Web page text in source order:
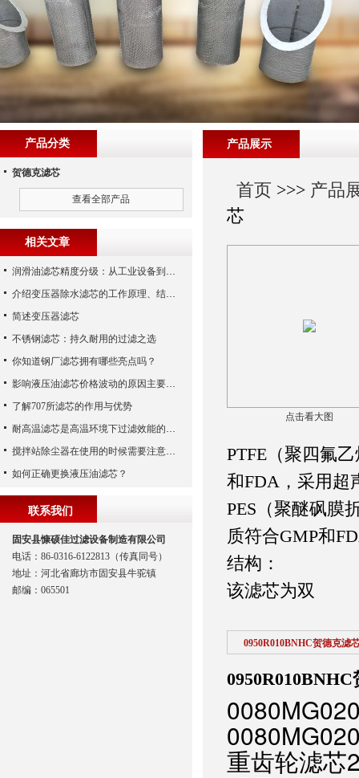
产品展示
首页 >>> 产品
芯
点击看大图
PTFE（聚四氟
和FDA，采用超
PES（聚醚砜膜
质符合GMP和
结构：
该滤芯为双
0950R010BNHC贺德克滤
重齿轮滤芯
产品分类
贺德克滤芯
查看全部产品
相关文章
润滑油滤芯精度分级：从工业设备到精密系统的过滤密码
介绍变压器除水滤芯的工作原理、结构及优点
简述变压器滤芯
不锈钢滤芯：持久耐用的过滤之选
你知道钢厂滤芯拥有哪些亮点吗？
影响液压油滤芯价格波动的原因主要有哪些呢？
了解707所滤芯的作用与优势
耐高温滤芯是高温环境下过滤效能的安全守护者
搅拌站除尘器在使用的时候需要注意哪些事项？
如何正确更换液压油滤芯？
联系我们
固安县慷硕佳过滤设备制造有限公司
电话：86-0316-6122813（传真同号）
地址：河北省廊坊市固安县牛驼镇
邮编：065501